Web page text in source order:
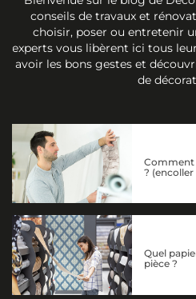
conseils de travaux et
choisir, poser ou entretenir
experts vous libèrent ici tous
avoir les bons gestes et
de
Comment
?
Quel
pièce ?